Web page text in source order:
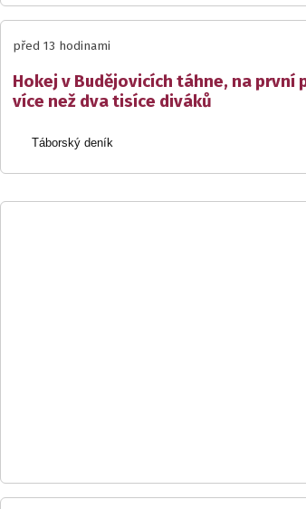
před 13 hodinami
Hokej v Budějovicích táhne, na první
více než dva tisíce diváků
Táborský deník